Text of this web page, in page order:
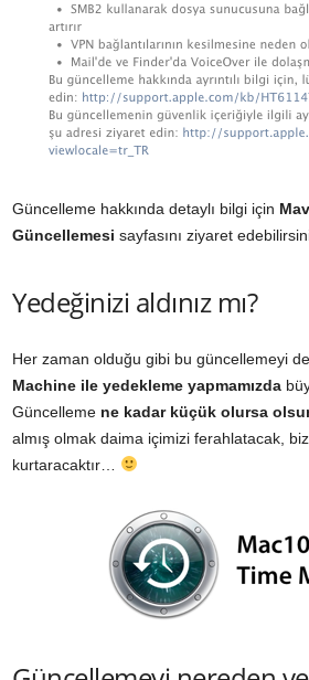
Güncelleme hakkında detaylı bilgi için
Güncellemesi sayfasını ziyaret
Yedeğinizi aldınız mı?
Her zaman olduğu gibi bu güncellemeyi
Machine ile yedekleme yapmamızda
Güncelleme ne kadar küçük olursa
almış olmak daima içimizi ferahlatacak,
kurtaracaktır…